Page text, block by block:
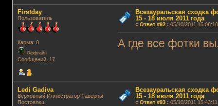
Firstday
Пользователь
Карма: 0
Оффлайн
Сообщений: 17
Всезауральская сходка
15 - 18 июля 2011 года
« Ответ #92: 05/10/2011
А где все фотки
Ledi Gadiva
Верховный Иллюстратор Таверны
Постоялец
Всезауральская сходка
15 - 18 июля 2011 года
« Ответ #93: 05/10/2011